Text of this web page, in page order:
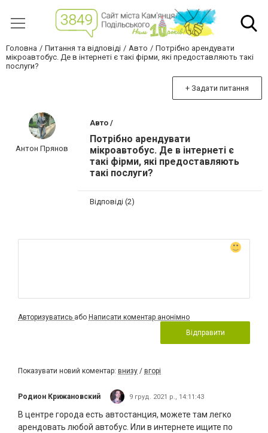
Головна Питання та відповіді Авто
Потрібно арендувати
мікроавтобус. Де в інтернеті є такі фірми, які предоставляють такі
послуги?
+ Задати питання
Антон Прянов
Авто /
Потрібно арендувати
мікроавтобус. Де в інтернеті є
такі фірми, які предоставляють
такі послуги?
Відповіді (2)
Авторизуватись або Написати коментар анонімно
Відправити
Показувати новий коментар: внизу / вгорі
Родион Крижановский 9 груд. 2021 р., 14:11:43
В центре города есть автостанция, можете там легко
арендовать любой автобус. Или в интернете ищите по